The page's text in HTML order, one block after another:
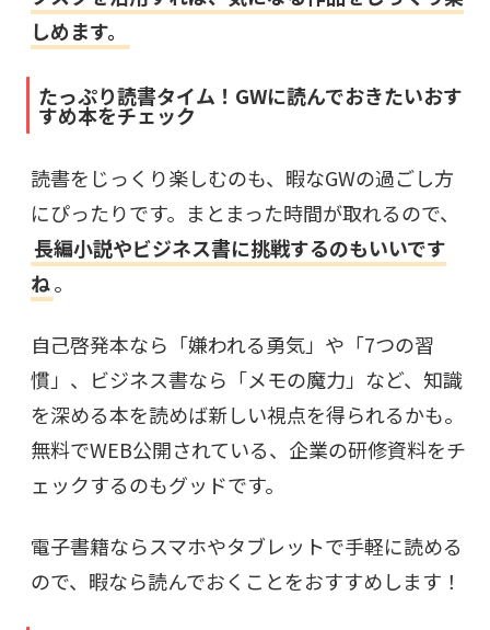
しめます。
たっぷり読書タイム！GWに読んでおきたいおす
すめ本をチェック
読書をじっくり楽しむのも、暇なGWの過ごし方
にぴったりです。まとまった時間が取れるので、
長編小説やビジネス書に挑戦するのもいいです
ね。
自己啓発本なら 「嫌われる勇気」や「7つの習
慣」 、ビジネス書なら「メモの魔力」など、知識
を深める本を読めば新しい視点を得られるかも。
無料でWEB公開されている、企業の研修資料をチ
ェックするのもグッドです。
電子書籍ならスマホやタブレットで手軽に読める
ので、 暇なら読んでおく ことをおすすめします！